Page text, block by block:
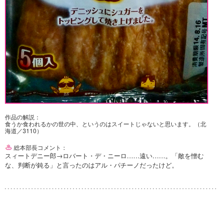
作品の解説：
食うか食われるかの世の中、というのはスイートじゃないと思います。（北
海道／3110）
総本部長コメント：
スィートデニー郎→ロバート・デ・ニーロ……遠い……。「敵を憎む
な、判断が鈍る」と言ったのはアル・パチーノだったけど。